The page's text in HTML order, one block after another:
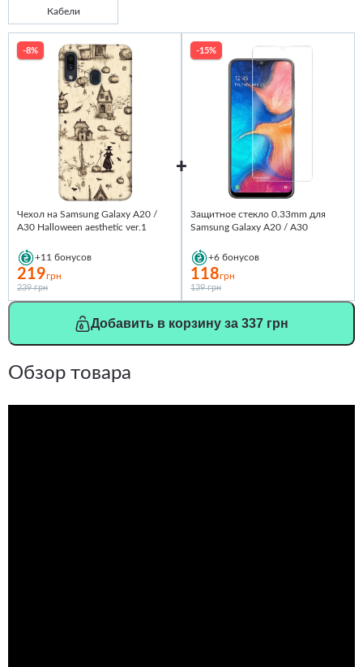
Кабели
-8%
Чехол на Samsung Galaxy A20 /
A30 Halloween aesthetic ver.1
+11 бонусов
219грн
239 грн
-15%
Защитное стекло 0.33mm для
Samsung Galaxy A20 / A30
+6 бонусов
118грн
139 грн
Добавить в корзину за 337 грн
Обзор товара